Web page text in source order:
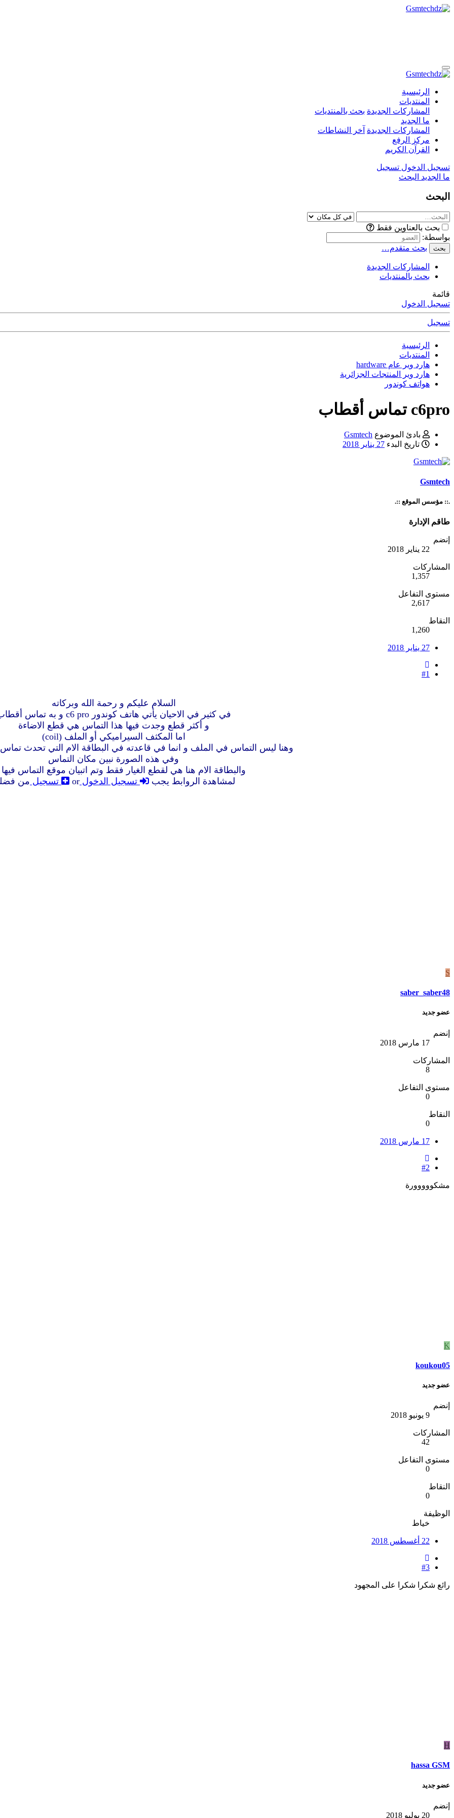
الرئيسية
المنتديات
المشاركات الجديدة بحث بالمنتديات
ما الجديد
المشاركات الجديدة آخر النشاطات
مركز الرفع
القرآن الكريم
تسجيل الدخول تسجيل
ما الجديد البحث
البحث
بحث بالعناوين فقط
بواسطة:
بحث بحث متقدم…
المشاركات الجديدة
بحث بالمنتديات
قائمة
تسجيل الدخول
تسجيل
الرئيسية
المنتديات
هارد وير عام hardware
هارد وير المنتجات الجزائرية
هواتف كوندور
c6pro تماس أقطاب
بادئ الموضوع Gsmtech
تاريخ البدء 27 يناير 2018
Gsmtech
.:: مؤسس الموقع ::.
طاقم الإدارة
إنضم
22 يناير 2018
المشاركات
1,357
مستوى التفاعل
2,617
النقاط
1,260
27 يناير 2018
#1
السلام عليكم و رحمة الله وبركاته
في كثير في الاحيان يأتي هاتف كوندور c6 pro و به تماس أقطاب
و أكثر قطع وجدت فيها هذا التماس هي قطع الاضاءة
اما المكثف السيراميكي أو الملف (coil)
وهنا ليس التماس في الملف و انما في قاعدته في البطاقة الام التي تحدث تماس
وفي هذه الصورة نبين مكان التماس
والبطاقة الام هنا هي لقطع الغيار فقط وتم اتبيان موقع التماس
لمشاهدة الروابط يجب
تسجيل الدخول or تسجيل من
S
saber_saber48
عضو جديد
إنضم
17 مارس 2018
المشاركات
8
مستوى التفاعل
0
النقاط
0
17 مارس 2018
#2
مشكووووورة
K
koukou05
عضو جديد
إنضم
9 يونيو 2018
المشاركات
42
مستوى التفاعل
0
النقاط
0
الوظيفة
خياط
22 أغسطس 2018
#3
رائع شكرا شكرا على المجهود
H
hassa GSM
عضو جديد
إنضم
20 يوليو 2018